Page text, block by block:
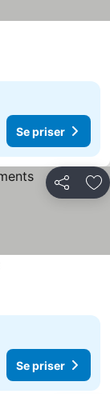
Se priser
Del
Se priser